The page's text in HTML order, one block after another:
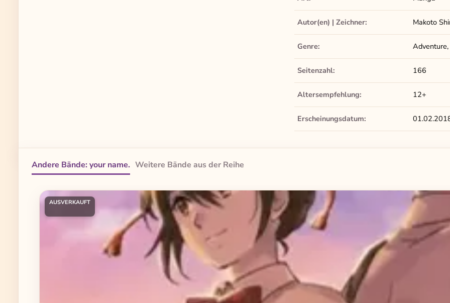
Autor(en) | Zeichner: Makoto
Genre: Adventure,
Seitenzahl: 166
Altersempfehlung: 12+
Erscheinungsdatum:
Andere Bände: your name. Weitere Bände aus der Reihe
Produktgalerie überspringen
AUSVERKAUFT